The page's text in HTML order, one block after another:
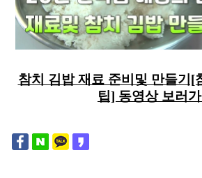
참치 김밥 재료 준비및 만들기[
팁] 동영상 보러가